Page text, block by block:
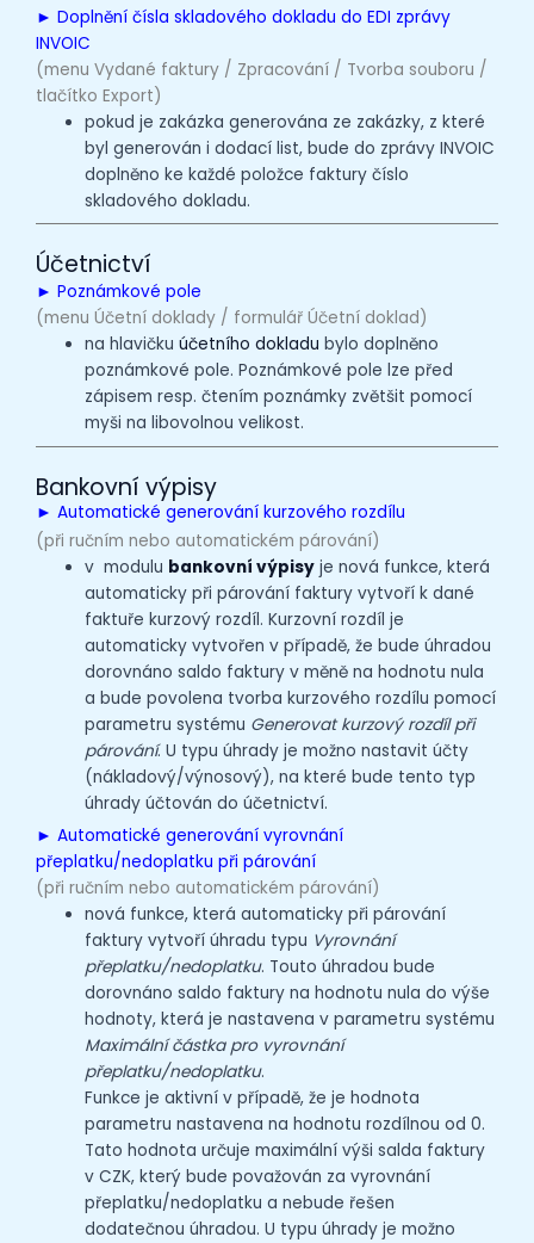
► Doplnění čísla skladového dokladu do EDI zprávy
INVOIC
(menu Vydané faktury / Zpracování / Tvorba souboru /
tlačítko Export)
pokud je zakázka generována ze zakázky, z které
byl generován i dodací list, bude do zprávy INVOIC
doplněno ke každé položce faktury číslo
skladového dokladu.
Účetnictví
► Poznámkové pole
(menu Účetní doklady / formulář Účetní doklad)
na hlavičkuúčetního dokladu bylo doplněno
poznámkové pole. Poznámkové pole lze před
zápisem resp. čtením poznámky zvětšit pomocí
myši na libovolnou velikost.
Bankovní výpisy
► Automatické generování kurzového rozdílu
(při ručním nebo automatickém párování)
v modulu bankovní výpisy je nová funkce, která
automaticky při párování faktury vytvoří k dané
faktuře kurzový rozdíl. Kurzovní rozdíl je
automaticky vytvořen v případě, že bude úhradou
dorovnáno saldo faktury v měně na hodnotu nula
a bude povolena tvorba kurzového rozdílu pomocí
parametru systému Generovat kurzový rozdílpři
párování. U typu úhrady je možno nastavit účty
(nákladový/výnosový), na které bude tento typ
úhrady účtován do účetnictví.
► Automatické generování vyrovnání
přeplatku/nedoplatku při párování
(při ručním nebo automatickém párování)
nová funkce, která automaticky při párování
faktury vytvoří úhradu typu Vyrovnání
přeplatku/nedoplatku. Touto úhradou bude
dorovnáno saldo faktury na hodnotu nula do výše
hodnoty, která je nastavena v parametru systému
Maximální částka pro vyrovnání
přeplatku/nedoplatku.
Funkce je aktivní v případě, že je hodnota
parametru nastavena na hodnotu rozdílnou od 0.
Tato hodnota určuje maximální výši salda faktury
v CZK, který bude považován za vyrovnání
přeplatku/nedoplatku a nebude řešen
dodatečnou úhradou. U typu úhrady je možno